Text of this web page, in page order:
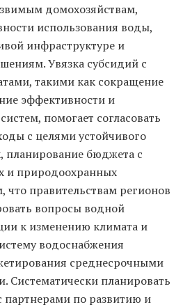
домохозяйствам,
использования воды,
инфраструктуре и
Увязка субсидий с
такими как сокращение
эффективности и
помогает согласовать
с целями устойчивого
планирование бюджета с
и природоохранных
что правительствам регионов
вопросы водной
к изменению климата и
водоснабжения
среднесрочными
планировать
партнерами по развитию и